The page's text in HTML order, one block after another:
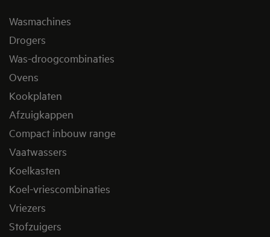
Wasmachines
Drogers
Was-droogcombinaties
Ovens
Kookplaten
Afzuigkappen
Compact inbouw range
Vaatwassers
Koelkasten
Koel-vriescombinaties
Vriezers
Stofzuigers